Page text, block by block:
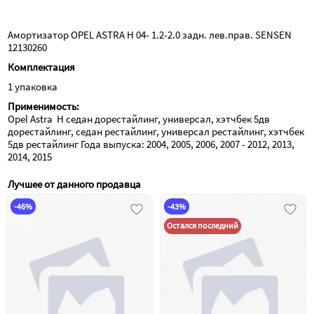
Амортизатор задний
Амортизатор задний
GANZgik02037
Амортизатор задний
DELCOPARTS19347937
Амортизатор OPEL ZAFIRA B задн.
В наличии 2 494₽
JP GROUP
АМОРТИЗАТОР OPL ASTRA H 04-
ASTRA H GTC 05- ASTRA H TwinTop 05-
ASTRA H04- АМОРТИЗАТОР
Амортизатор OPEL ASTRA H 04-
G'Ride лев. прав. зад.
В наличии 2 529₽
MARSHALLm8012300
Амортизатор GM ASTRA G 98-
В наличии 2 534₽
Амортизатор OPEL ASTRA H 04- 1.2-2.0 задн. лев.прав. SENSEN
12130260
Комплектация
1 упаковка
Применимость:
Opel Astra  H седан дорестайлинг, универсал, хэтчбек 5дв
дорестайлинг, седан рестайлинг, универсал рестайлинг, хэтчбек
5дв рестайлинг Года выпуска: 2004, 2005, 2006, 2007 - 2012, 2013,
2014, 2015
Лучшее от данного продавца
-46%
-43%
Остался последний